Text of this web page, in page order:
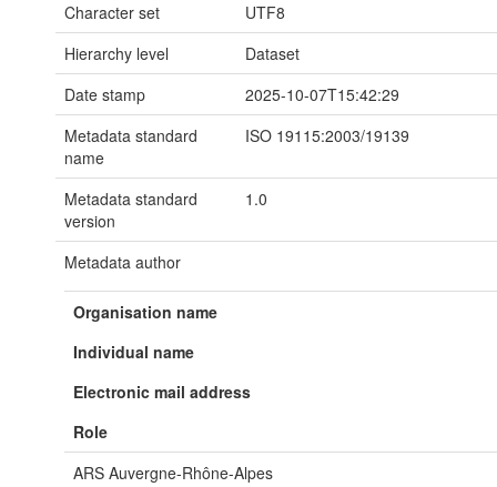
Character set
UTF8
Hierarchy level
Dataset
Date stamp
2025-10-07T15:42:29
Metadata standard
name
ISO 19115:2003/19139
Metadata standard
version
1.0
Metadata author
Organisation name
Individual name
Electronic mail address
Role
ARS Auvergne-Rhône-Alpes